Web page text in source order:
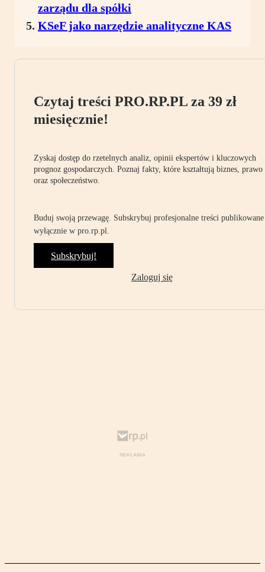
zarządu dla spółki
KSeF jako narzędzie analityczne KAS
Czytaj treści PRO.RP.PL za 39 zł
miesięcznie!
Zyskaj dostęp do rzetelnych analiz, opinii ekspertów i kluczowych
prognoz gospodarczych. Poznaj fakty, które kształtują biznes, prawo
oraz społeczeństwo.
Buduj swoją przewagę. Subskrybuj profesjonalne treści publikowane
wyłącznie w pro.rp.pl.
Subskrybuj!
Zaloguj się